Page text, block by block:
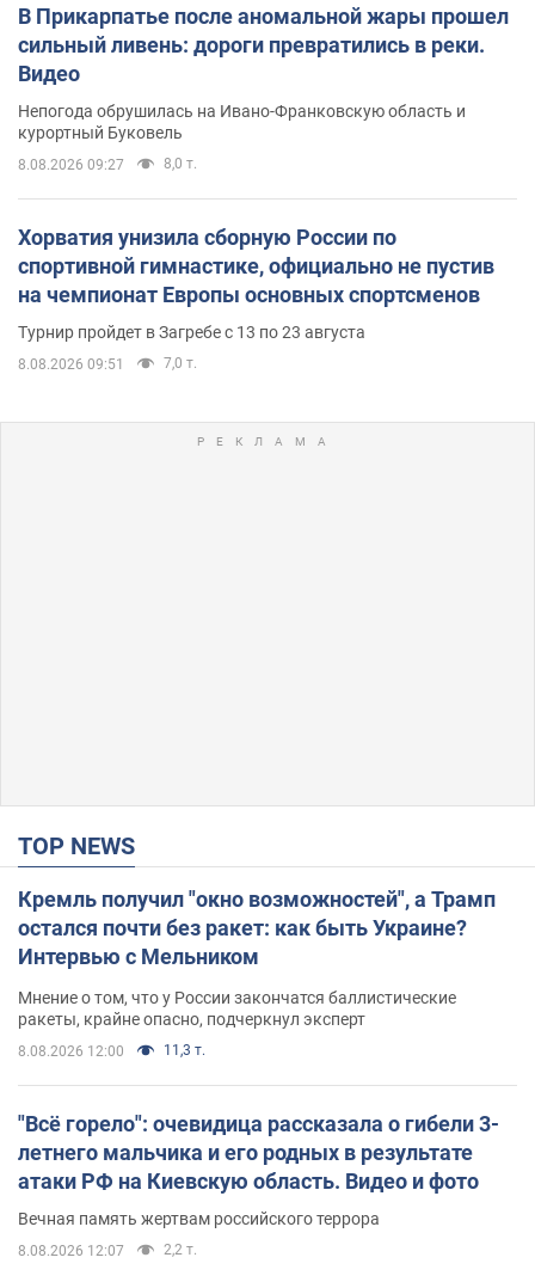
В Прикарпатье после аномальной жары прошел
сильный ливень: дороги превратились в реки.
Видео
Непогода обрушилась на Ивано-Франковскую область и
курортный Буковель
8.08.2026 09:27 8,0 т.
Хорватия унизила сборную России по
спортивной гимнастике, официально не пустив
на чемпионат Европы основных спортсменов
Турнир пройдет в Загребе с 13 по 23 августа
8.08.2026 09:51 7,0 т.
TOP NEWS
Кремль получил "окно возможностей", а Трамп
остался почти без ракет: как быть Украине?
Интервью с Мельником
Мнение о том, что у России закончатся баллистические
ракеты, крайне опасно, подчеркнул эксперт
8.08.2026 12:00 11,3 т.
"Всё горело": очевидица рассказала о гибели 3-
летнего мальчика и его родных в результате
атаки РФ на Киевскую область. Видео и фото
Вечная память жертвам российского террора
8.08.2026 12:07 2,2 т.